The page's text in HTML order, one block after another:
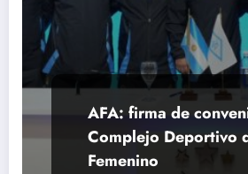
AFA: firma de
Complejo Deportivo
Femenino